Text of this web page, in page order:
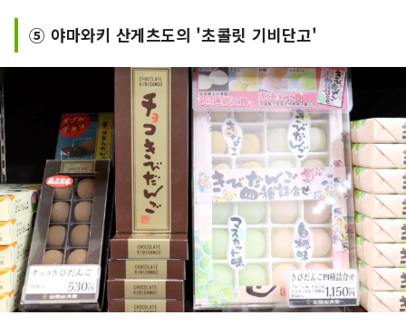
⑤ 야마와키 산게츠도의 '초콜릿 기비단고'